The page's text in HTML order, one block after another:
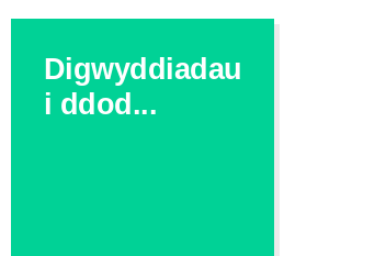
Digwyddiadau
i ddod...